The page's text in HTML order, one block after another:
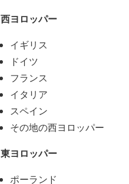
西ヨロッパー
イギリス
ドイツ
フランス
イタリア
スペイン
その地の西ヨロッパー
東ヨロッパー
ポーランド